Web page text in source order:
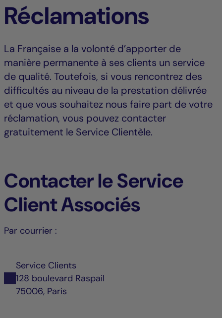
Réclamations
La Française a la volonté d’apporter de
manière permanente à ses clients un service
de qualité. Toutefois, si vous rencontrez des
difficultés au niveau de la prestation délivrée
et que vous souhaitez nous faire part de votre
réclamation, vous pouvez contacter
gratuitement le Service Clientèle.
Contacter le Service
Client Associés
Par courrier :
Service Clients
128 boulevard Raspail
75006, Paris